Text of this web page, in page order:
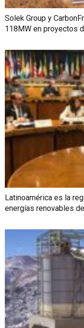
Solek Group y
118MW en proyectos
Latinoamérica es la
energías renovables